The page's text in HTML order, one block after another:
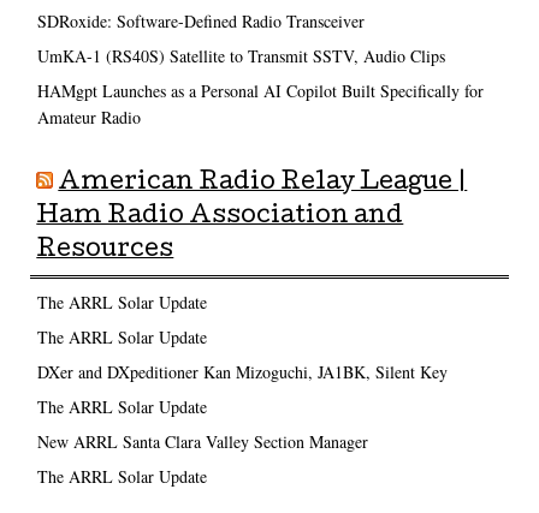
SDRoxide: Software-Defined Radio Transceiver
UmKA-1 (RS40S) Satellite to Transmit SSTV, Audio Clips
HAMgpt Launches as a Personal AI Copilot Built Specifically for
Amateur Radio
American Radio Relay League |
Ham Radio Association and
Resources
The ARRL Solar Update
The ARRL Solar Update
DXer and DXpeditioner Kan Mizoguchi, JA1BK, Silent Key
The ARRL Solar Update
New ARRL Santa Clara Valley Section Manager
The ARRL Solar Update